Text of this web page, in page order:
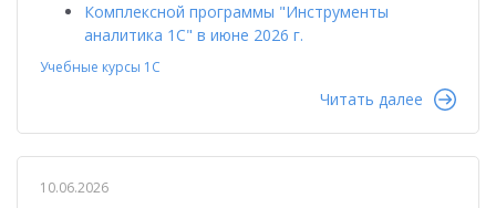
Комплексной программы "Инструменты
аналитика 1С" в июне 2026 г.
Учебные курсы 1С
Читать далее
10.06.2026